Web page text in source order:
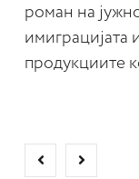
роман на
имиграцијата
продукциите